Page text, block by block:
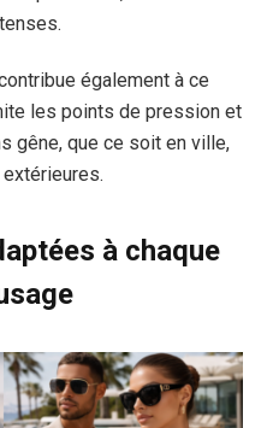
également à ce
les points de pression et
gêne, que ce soit en ville,
à chaque